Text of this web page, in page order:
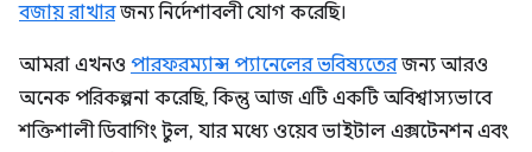
বজায় রাখারজন্য নির্দেশাবলী যোগ করেছি।
আমরা এখনও পারফরম্যান্স প্যানেলের ভবিষ্যতেরজন্য আরও
অনেক পরিকল্পনা করেছি, কিন্তু আজ এটি একটি অবিশ্বাস্যভাবে
শক্তিশালী ডিবাগিং টুল, যার মধ্যে ওয়েব ভাইটাল এক্সটেনশন এবং